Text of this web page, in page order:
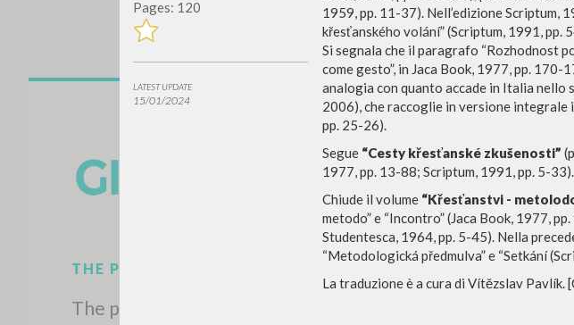
Pages: 120
LATEST UPDATE
15/01/2024
1959, pp. 11-37). Nell’edizione
křesťanského volání” (Scriptum, 1991, pp.
Si segnala che il paragrafo “Rozhodnost
come gesto”, in Jaca Book, 1977, pp.
analogia con quanto accade in Italia nello
2006), che raccoglie in versione integrale
pp. 25-26).
Segue “Cesty křesťanské zkušenosti”
1977, pp. 13-88; Scriptum, 1991, pp. 5-33).
Chiude il volume “Křesťanstvi -
metodo” e “Incontro” (Jaca Book, 1977,
Studentesca, 1964, pp. 5-45). Nella
“Metodologická předmulva” e “Setkání
La traduzione è a cura di Vítězslav Pavlík.
Do you want even more precise
0
View
TYPE OF WORK LANGUAGE